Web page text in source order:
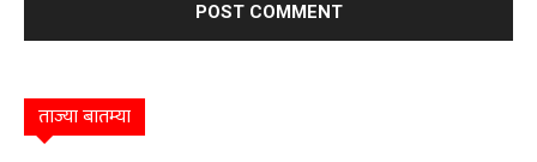
ताज्या बातम्या